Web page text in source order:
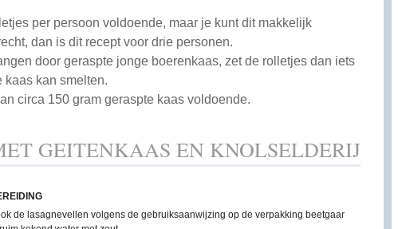
per persoon voldoende, maar je kunt dit makkelijk
dan is dit recept voor drie personen.
door geraspte jonge boerenkaas, zet de rolletjes dan iets
kaas kan smelten.
circa 150 gram geraspte kaas voldoende.
GEITENKAAS EN KNOLSELDERIJ
de lasagnevellen volgens de gebruiksaanwijzing op de verpakking beetgaar